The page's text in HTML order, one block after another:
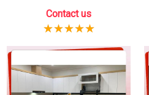
Contact us